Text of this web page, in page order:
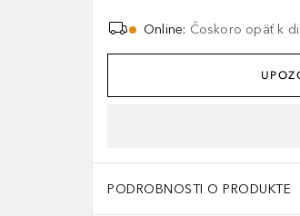
Online: Čoskoro opäť k
PODROBNOSTI O PRODUKTE